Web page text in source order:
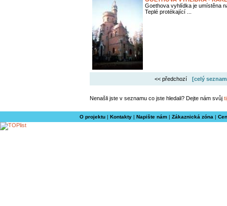
Goethova vyhlídka je umístěna
Teplé protékající ...
<< předchozí [celý
Nenašli jste v seznamu co jste hledali? Dejte nám svůj
O projektu| Kontakty| Napište nám| Zákaznická zóna |